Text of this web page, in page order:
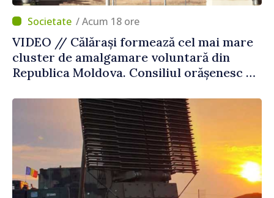
/ Acum 18 ore
VIDEO // Călărași formează cel mai mare
cluster de amalgamare voluntară din
Republica Moldova. Consiliul orășenesc a